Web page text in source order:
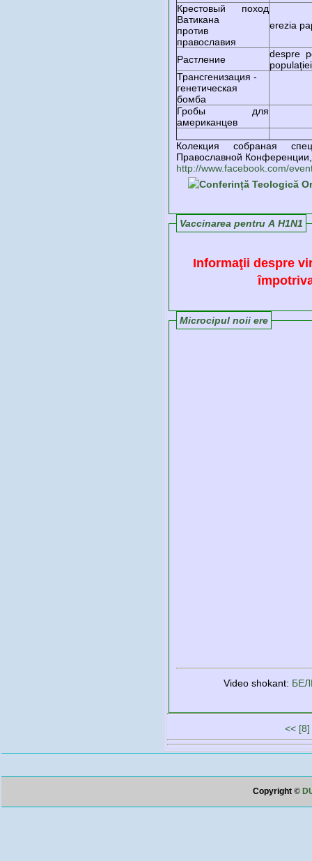
Крестовый поход
Ватикана
против
православия
erezia
Растление
despre
populației
Трансгенизация -
генетическая
бомба
Гробы для
американцев
Колекция собраная
Православной
http://www.facebook.com/
Vaccinarea pentru A H1N1
Informaţii despre
Microcipul noii ere
Video shokant:
<< [8]
Copyright ©